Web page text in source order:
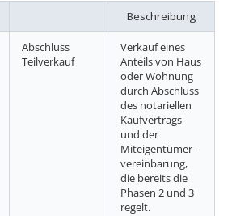
Beschreibung
Abschluss
Teilverkauf
Verkauf eines
Anteils von Haus
oder Wohnung
durch Abschluss
des notariellen
Kaufvertrags
und der
Miteigentümer­
vereinbarung,
die bereits die
Phasen 2 und 3
regelt.